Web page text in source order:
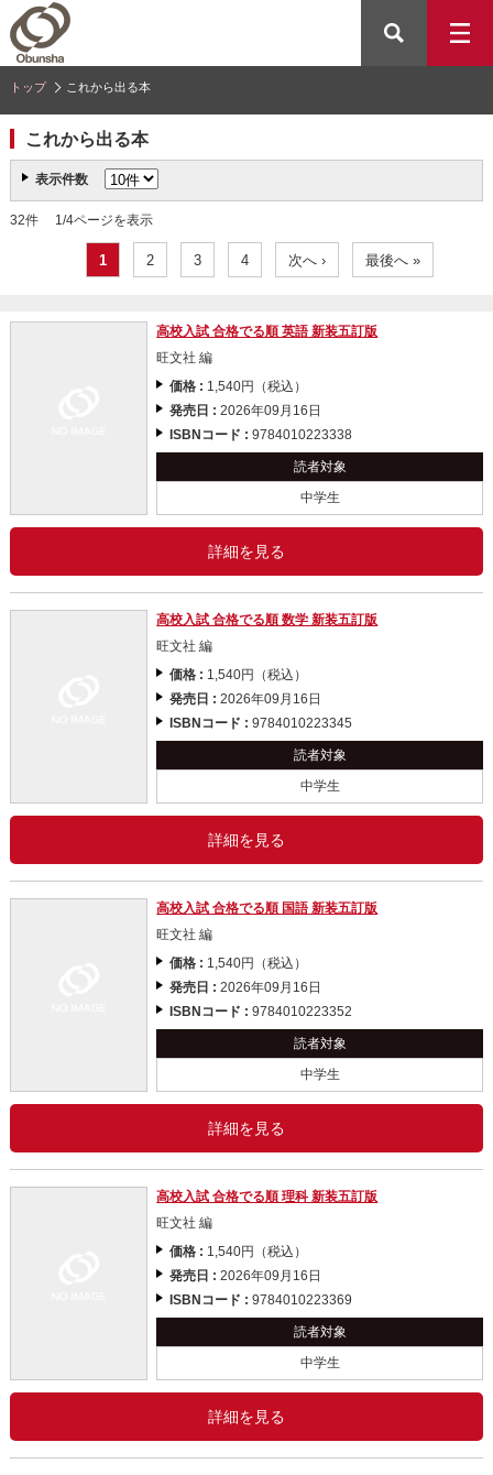
トップ これから出る本
これから出る本
表示件数
32件 1/4ページを表示
1 2 3 4 次へ › 最後へ »
高校入試 合格でる順 英語 新装五訂版
旺文社 編
価格 : 1,540円（税込）
発売日 :2026年09月16日
ISBNコード :9784010223338
読者対象
中学生
詳細を見る
高校入試 合格でる順 数学 新装五訂版
旺文社 編
価格 : 1,540円（税込）
発売日 :2026年09月16日
ISBNコード :9784010223345
読者対象
中学生
詳細を見る
高校入試 合格でる順 国語 新装五訂版
旺文社 編
価格 : 1,540円（税込）
発売日 :2026年09月16日
ISBNコード :9784010223352
読者対象
中学生
詳細を見る
高校入試 合格でる順 理科 新装五訂版
旺文社 編
価格 : 1,540円（税込）
発売日 :2026年09月16日
ISBNコード :9784010223369
読者対象
中学生
詳細を見る